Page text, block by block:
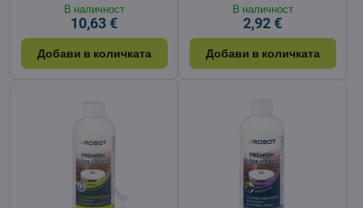
В наличност
10,63 €
Добави в количката
В наличност
2,92 €
Добави в количката